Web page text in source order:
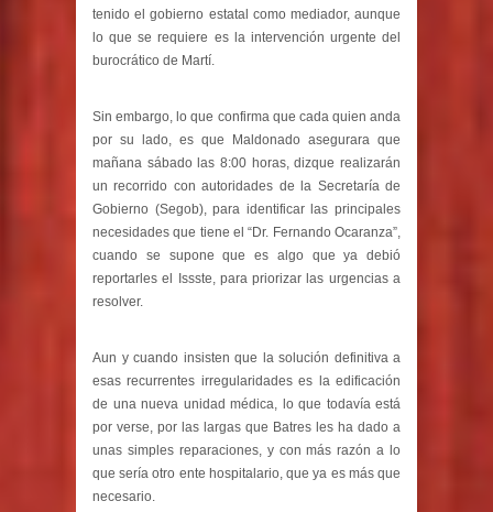
tenido el gobierno estatal como mediador, aunque
lo que se requiere es la intervención urgente del
burocrático de Martí.
Sin embargo, lo que confirma que cada quien anda
por su lado, es que Maldonado asegurara que
mañana sábado las 8:00 horas, dizque realizarán
un recorrido con autoridades de la Secretaría de
Gobierno (Segob), para identificar las principales
necesidades que tiene el “Dr. Fernando Ocaranza”,
cuando se supone que es algo que ya debió
reportarles el Issste, para priorizar las urgencias a
resolver.
Aun y cuando insisten que la solución definitiva a
esas recurrentes irregularidades es la edificación
de una nueva unidad médica, lo que todavía está
por verse, por las largas que Batres les ha dado a
unas simples reparaciones, y con más razón a lo
que sería otro ente hospitalario, que ya es más que
necesario.